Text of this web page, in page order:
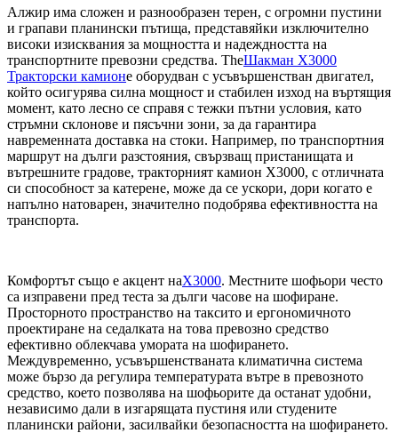
Алжир има сложен и разнообразен терен, с огромни пустини
и грапави планински пътища, представяйки изключително
високи изисквания за мощността и надеждността на
транспортните превозни средства. TheШакман X3000
Тракторски камионе оборудван с усъвършенстван двигател,
който осигурява силна мощност и стабилен изход на въртящия
момент, като лесно се справя с тежки пътни условия, като
стръмни склонове и пясъчни зони, за да гарантира
навременната доставка на стоки. Например, по транспортния
маршрут на дълги разстояния, свързващ пристанищата и
вътрешните градове, тракторният камион X3000, с отличната
си способност за катерене, може да се ускори, дори когато е
напълно натоварен, значително подобрява ефективността на
транспорта.
Комфортът също е акцент наX3000. Местните шофьори често
са изправени пред теста за дълги часове на шофиране.
Просторното пространство на таксито и ергономичното
проектиране на седалката на това превозно средство
ефективно облекчава умората на шофирането.
Междувременно, усъвършенстваната климатична система
може бързо да регулира температурата вътре в превозното
средство, което позволява на шофьорите да останат удобни,
независимо дали в изгарящата пустиня или студените
планински райони, засилвайки безопасността на шофирането.